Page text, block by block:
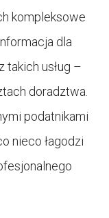
kompleksowe
dla
usług –
doradztwa.
podatnikami
nieco łagodzi